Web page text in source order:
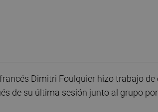
Dimitri Foulquier hizo trabajo
de su última sesión junto al grupo